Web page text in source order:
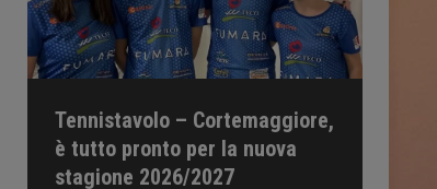
Tennistavolo – Cortemaggiore,
è tutto pronto per la nuova
stagione 2026/2027